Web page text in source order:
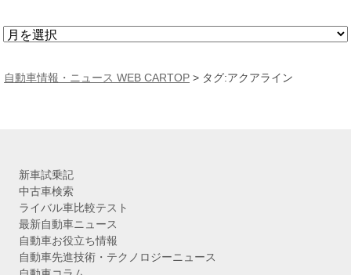
ア
カ
自動車情報・ニュース WEB CARTOP > タグ:アクアライン
新車試乗記
中古車検索
ライバル車比較テスト
最新自動車ニュース
自動車お役立ち情報
自動車先進技術・テクノロジーニュース